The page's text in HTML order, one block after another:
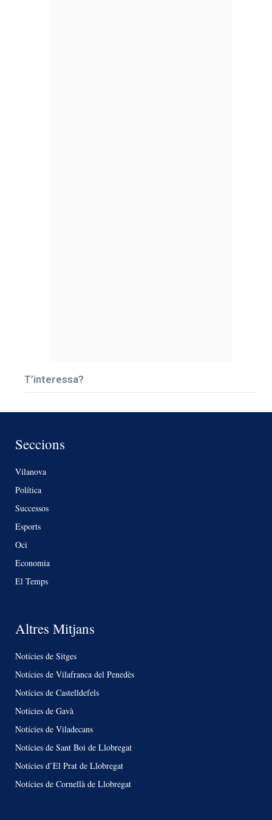
T’interessa?
Seccions
Vilanova
Política
Successos
Esports
Oci
Economia
El Temps
Altres Mitjans
Notícies de Sitges
Notícies de Vilafranca del Penedès
Notícies de Castelldefels
Notícies de Gavà
Notícies de Viladecans
Notícies de Sant Boi de Llobregat
Notícies d’El Prat de Llobregat
Notícies de Cornellà de Llobregat